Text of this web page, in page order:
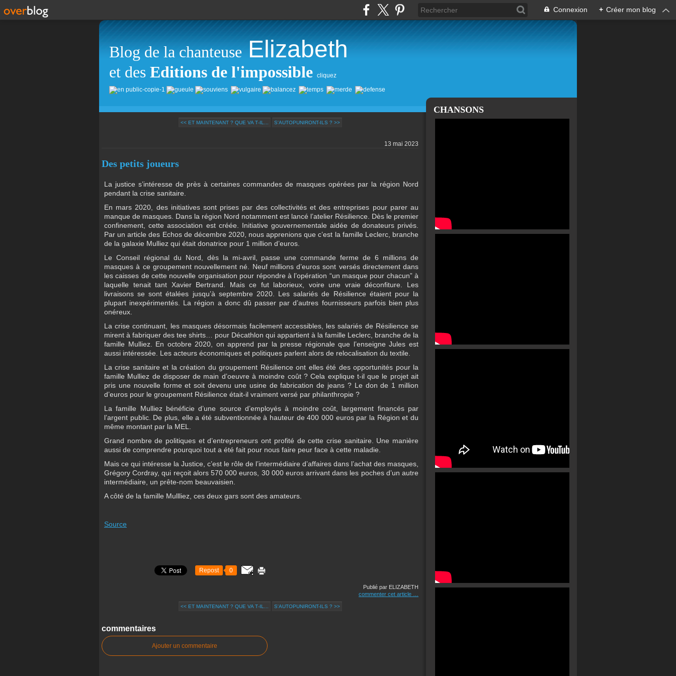
Connexion + Créer mon blog
Blog de la chanteuse Elizabeth
et des Editions de l'impossible cliquez
<< ET MAINTENANT ? QUE VA T‑IL... S'AUTOPUNIRONT-ILS ? >>
13 mai 2023
Des petits joueurs
La justice s’intéresse de près à certaines commandes de masques opérées par la région Nord
pendant la crise sanitaire.
En mars 2020, des initiatives sont prises par des collectivités et des entreprises pour parer au
manque de masques. Dans la région Nord notamment est lancé l’atelier Résilience. Dès le premier
confinement, cette association est créée. Initiative gouvernementale aidée de donateurs privés.
Par un article des Echos de décembre 2020, nous apprenions que c’est la famille Leclerc, branche
de la galaxie Mulliez qui était donatrice pour 1 million d’euros.
Le Conseil régional du Nord, dès la mi-avril, passe une commande ferme de 6 millions de
masques à ce groupement nouvellement né. Neuf millions d’euros sont versés directement dans
les caisses de cette nouvelle organisation pour répondre à l’opération “un masque pour chacun” à
laquelle tenait tant Xavier Bertrand. Mais ce fut laborieux, voire une vraie déconfiture. Les
livraisons se sont étalées jusqu’à septembre 2020. Les salariés de Résilience étaient pour la
plupart inexpérimentés. La région a donc dû passer par d’autres fournisseurs parfois bien plus
onéreux.
La crise continuant, les masques désormais facilement accessibles, les salariés de Résilience se
mirent à fabriquer des tee shirts… pour Décathlon qui appartient à la famille Leclerc, branche de la
famille Mulliez. En octobre 2020, on apprend par la presse régionale que l’enseigne Jules est
aussi intéressée. Les acteurs économiques et politiques parlent alors de relocalisation du textile.
La crise sanitaire et la création du groupement Résilience ont elles été des opportunités pour la
famille Mulliez de disposer de main d’oeuvre à moindre coût ? Cela explique t-il que le projet ait
pris une nouvelle forme et soit devenu une usine de fabrication de jeans ? Le don de 1 million
d’euros pour le groupement Résilience était-il vraiment versé par philanthropie ?
La famille Mulliez bénéficie d’une source d’employés à moindre coût, largement financés par
l’argent public. De plus, elle a été subventionnée à hauteur de 400 000 euros par la Région et du
même montant par la MEL.
Grand nombre de politiques et d’entrepreneurs ont profité de cette crise sanitaire. Une manière
aussi de comprendre pourquoi tout a été fait pour nous faire peur face à cette maladie.
Mais ce qui intéresse la Justice, c’est le rôle de l’intermédiaire d’affaires dans l’achat des masques,
Grégory Cordray, qui reçoit alors 570 000 euros, 30 000 euros arrivant dans les poches d’un autre
intermédiaire, un prête-nom beauvaisien.
A côté de la famille Mullliez, ces deux gars sont des amateurs.
Source
Repost 0
Publié par ELIZABETH
commenter cet article
<< ET MAINTENANT ? QUE VA T‑IL... S'AUTOPUNIRONT-ILS ? >>
commentaires
Ajouter un commentaire
CHANSONS